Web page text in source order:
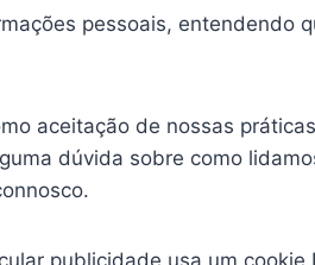
pessoais, entendendo
aceitação de nossas
dúvida sobre como